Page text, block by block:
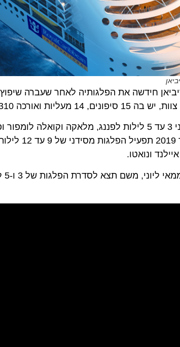
האונייה המשודרגת מציעה הפלגות הלוך ושוב מסינגפור בני 3 עד 5 לילות
ב-21 באוקטובר 2019 יצאה האונייה
ונואטו.
ב-2020 תחזור